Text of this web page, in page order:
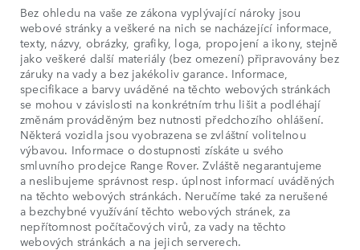
Bez ohledu na vaše ze zákona vyplývající nároky jsou
webové stránky a veškeré na nich se nacházející informace,
texty, názvy, obrázky, grafiky, loga, propojení a ikony, stejně
jako veškeré další materiály (bez omezení) připravovány bez
záruky na vady a bez jakékoliv garance. Informace,
specifikace a barvy uváděné na těchto webových stránkách
se mohou v závislosti na konkrétním trhu lišit a podléhají
změnám prováděným bez nutnosti předchozího ohlášení.
Některá vozidla jsou vyobrazena se zvláštní volitelnou
výbavou. Informace o dostupnosti získáte u svého
smluvního prodejce Range Rover. Zvláště negarantujeme
a neslibujeme správnost resp. úplnost informací uváděných
na těchto webových stránkách. Neručíme také za nerušené
a bezchybné využívání těchto webových stránek, za
nepřítomnost počítačových virů, za vady na těchto
webových stránkách a na jejich serverech.